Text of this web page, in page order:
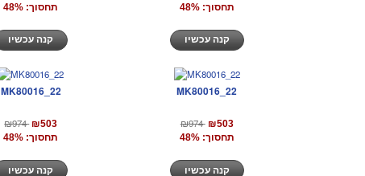
תחסוך: 48%
תחסוך: 48%
קנה עכשיו
MK80016_22
₪974 ₪503
תחסוך: 48%
MK80016_22
₪974 ₪503
תחסוך: 48%
קנה עכשיו